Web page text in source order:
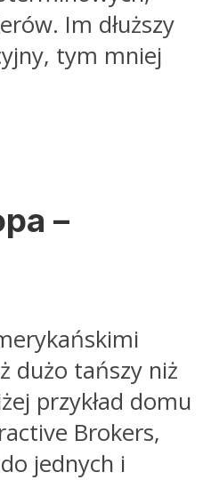
Im dłuższy
tym mniej
–
dużo tańszy niż
przykład domu
Brokers,
jednych i